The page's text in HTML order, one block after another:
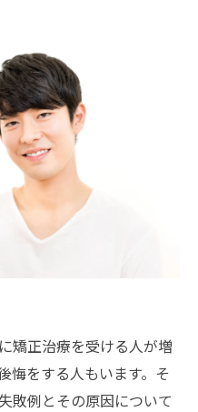
矯正治療を受ける人が増
悔をする人もいます。そ
敗例とその原因について